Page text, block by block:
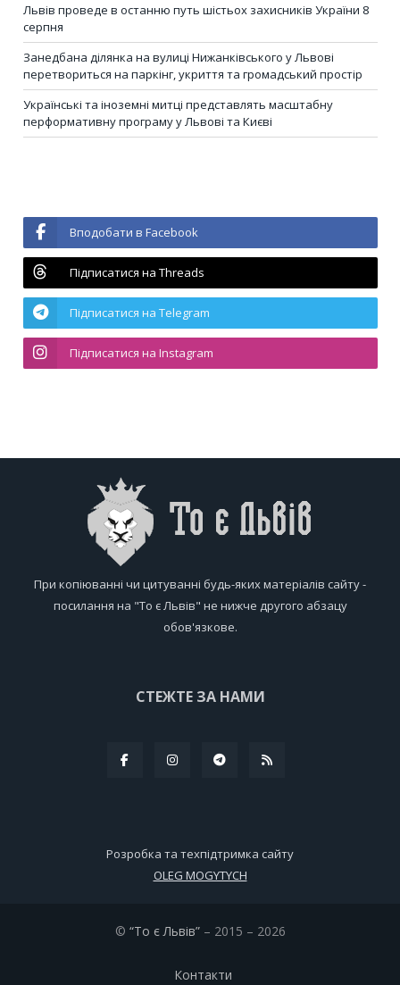
Львів проведе в останню путь шістьох захисників України 8
серпня
Занедбана ділянка на вулиці Нижанківського у Львові
перетвориться на паркінг, укриття та громадський простір
Українські та іноземні митці представлять масштабну
перформативну програму у Львові та Києві
Вподобати в Facebook
Підписатися на Threads
Підписатися на Telegram
Підписатися на Instagram
При копіюванні чи цитуванні будь-яких матеріалів сайту -
посилання на "То є Львів" не нижче другого абзацу
обов'язкове.
СТЕЖТЕ ЗА НАМИ
Розробка та техпідтримка сайту
OLEG MOGYTYCH
© “То є Львів”– 2015 – 2026
Контакти